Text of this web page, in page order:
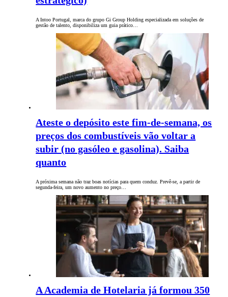
A Intoo Portugal, marca do grupo Gi Group Holding especializada em soluções de
gestão de talento, disponibiliza um guia prático…
Ateste o depósito este fim-de-semana, os
preços dos combustíveis vão voltar a
subir (no gasóleo e gasolina). Saiba
quanto
A próxima semana não traz boas notícias para quem conduz. Prevê-se, a partir de
segunda-feira, um novo aumento no preço…
A Academia de Hotelaria já formou 350